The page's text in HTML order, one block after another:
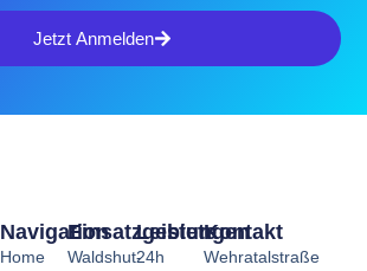
Jetzt Anmelden
Leistungen
24h
Einsatzgebiete
Waldshut-
Navigation
Home
Kontakt
Wehratalstraße